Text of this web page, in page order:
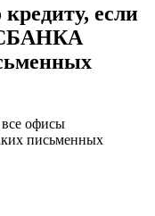
если
все офисы
письменных